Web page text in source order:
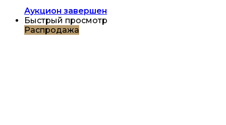
Аукцион завершен
Быстрый просмотр
Распродажа